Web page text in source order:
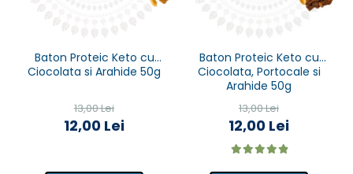
Baton Proteic Keto cu
Ciocolata si Arahide 50g
13,00 Lei
12,00 Lei
Baton Proteic Keto cu
Ciocolata, Portocale si
Arahide 50g
13,00 Lei
12,00 Lei